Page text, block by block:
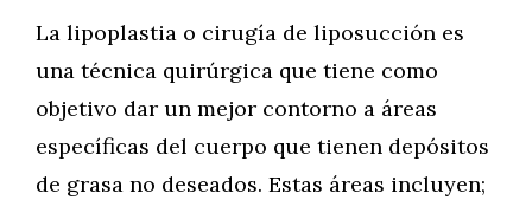
La lipoplastia o cirugía de liposucción es
una técnica quirúrgica que tiene como
objetivo dar un mejor contorno a áreas
específicas del cuerpo que tienen depósitos
de grasa no deseados. Estas áreas incluyen;